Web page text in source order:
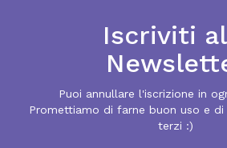
Iscriviti
Puoi annullare l'iscrizione in
Promettiamo di farne buon uso e
terzi :)